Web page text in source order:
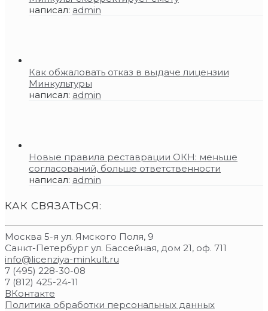
написал: admin
Как обжаловать отказ в выдаче лицензии
Минкультуры
написал: admin
Новые правила реставрации ОКН: меньше
согласований, больше ответственности
написал: admin
КАК СВЯЗАТЬСЯ:
Москва 5-я ул. Ямского Поля, 9
Санкт-Петербург ул. Бассейная, дом 21, оф. 711
info@licenziya-minkult.ru
7 (495) 228-30-08
7 (812) 425-24-11
ВКонтакте
Политика обработки персональных данных